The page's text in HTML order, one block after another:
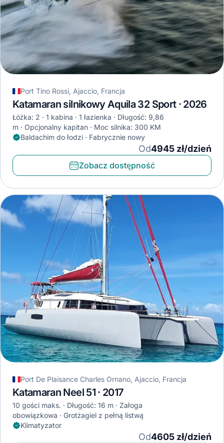
Port Tino Rossi, Ajaccio, Francja
Katamaran silnikowy Aquila 32 Sport · 2026
Łóżka: 2 1 kabina 1 łazienka
Długość: 9,86
m
Opcjonalny kapitan
Moc silnika: 300 KM
Baldachim do łodzi · Fabrycznie nowy
Od4945 zł/dzień
Zobacz dostępność
Port De Plaisance Charles Ornano, Ajaccio, Francja
Katamaran Neel 51 · 2017
10 gości maks. Długość: 16 m
Załoga
obowiązkowa
Grotżagiel z pełną listwą
Klimatyzator
Od4605 zł/dzień